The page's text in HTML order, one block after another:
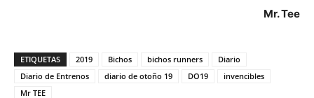
Mr. Tee
ETIQUETAS 2019 Bichos bichos runners
Diario
Diario de Entrenos
diario de otoño 19 DO19
invencibles
Mr TEE